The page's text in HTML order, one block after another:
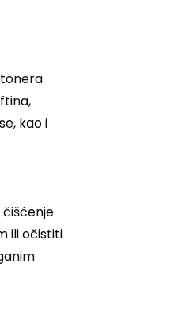
kao i
ili očistiti